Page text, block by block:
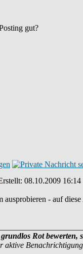
gut?
08.10.2009 16:14
ausprobieren - auf
Rot
aktive